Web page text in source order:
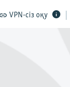
VPN-сіз оқу